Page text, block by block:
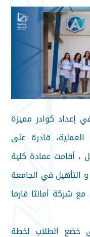
إعداد كوادر مميزة
قادرة على
أقامت عمادة كلية
و التأهيل في الجامعة
مع شركة أمانثا فارما
خضع الطلاب لخطة